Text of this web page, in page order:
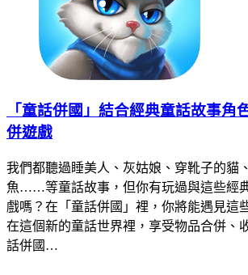
「童話併國」結合經典童話故事角
併遊戲
我們都聽過睡美人、灰姑娘、穿靴子的貓
魚……等童話故事，但你有玩過與這些經
戲嗎？在「童話併國」裡，你將能遇見這
在這個新的童話世界裡，享受物品合併、
話併國…